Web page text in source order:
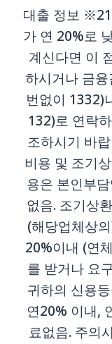
대출 정보
가 연 20%로
계신다면 이
하시거나 금
번없이 1332)
132)로 연락
조하시기 바
비용 및 조기
용은 본인부
없음. 조기상
(해당업체상
20%이내 (연
를 받거나 요
귀하의 신용
연20% 이내,
료없음. 주의